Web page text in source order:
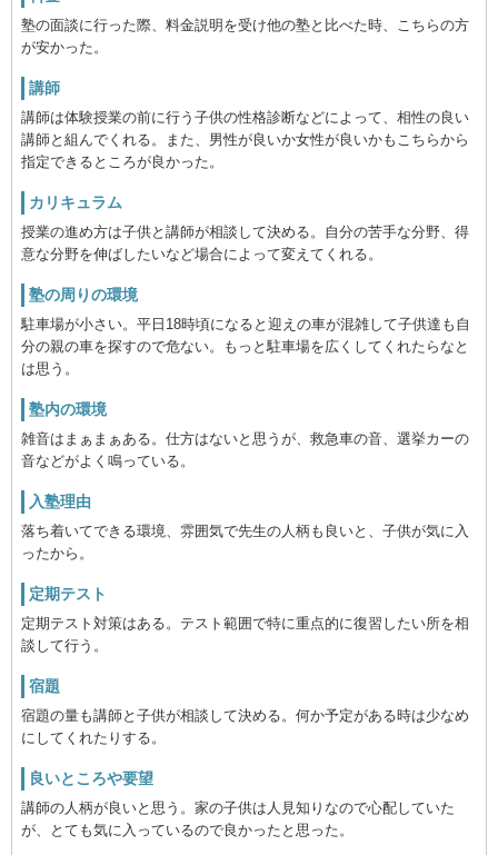
塾の面談に行った際、料金説明を受け他の塾と比べた時、こちらの方
が安かった。
講師
講師は体験授業の前に行う子供の性格診断などによって、相性の良い
講師と組んでくれる。また、男性が良いか女性が良いかもこちらから
指定できるところが良かった。
カリキュラム
授業の進め方は子供と講師が相談して決める。自分の苦手な分野、得
意な分野を伸ばしたいなど場合によって変えてくれる。
塾の周りの環境
駐車場が小さい。平日18時頃になると迎えの車が混雑して子供達も自
分の親の車を探すので危ない。もっと駐車場を広くしてくれたらなと
は思う。
塾内の環境
雑音はまぁまぁある。仕方はないと思うが、救急車の音、選挙カーの
音などがよく鳴っている。
入塾理由
落ち着いてできる環境、雰囲気で先生の人柄も良いと、子供が気に入
ったから。
定期テスト
定期テスト対策はある。テスト範囲で特に重点的に復習したい所を相
談して行う。
宿題
宿題の量も講師と子供が相談して決める。何か予定がある時は少なめ
にしてくれたりする。
良いところや要望
講師の人柄が良いと思う。家の子供は人見知りなので心配していた
が、とても気に入っているので良かったと思った。